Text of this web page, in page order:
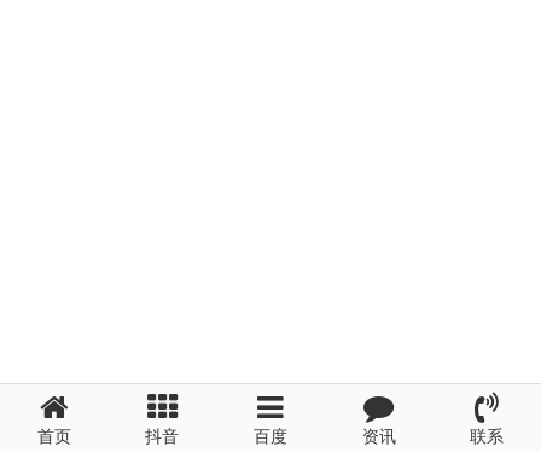
首页 抖音 百度 资讯 联系